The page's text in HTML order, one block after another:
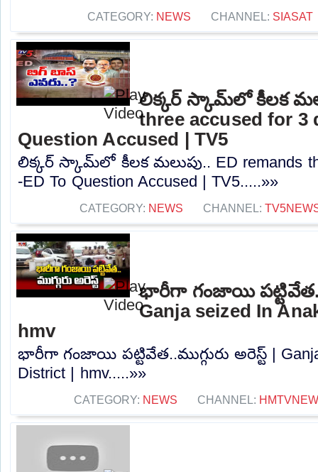
CATEGORY: NEWS CHANNEL: SIASAT
లిక్కర్ స్కామ్‌లో కీలక
three accused for 3
Question Accused | TV5
లిక్కర్ స్కామ్‌లో కీలక మలుపు.. ED remands
-ED To Question Accused | TV5.....»»
CATEGORY: NEWS CHANNEL:
భారీగా గంజాయి
Ganja seized In
hmv
భారీగా గంజాయి పట్టివేత..ముగ్గురు అరెస్ట్ |
District | hmv.....»»
CATEGORY: NEWS CHANNEL: